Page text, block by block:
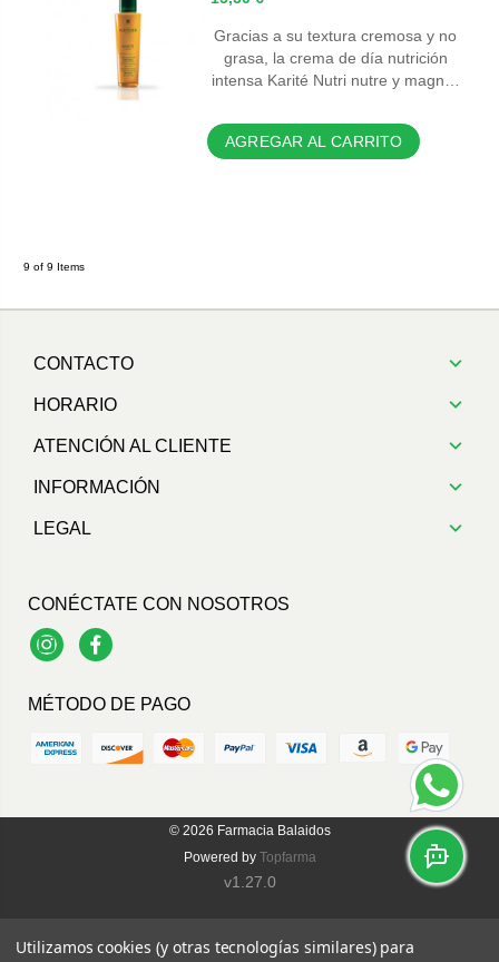
Gracias a su textura cremosa y no
grasa, la crema de día nutrición
intensa Karité Nutri nutre y magn…
AGREGAR AL CARRITO
9 of 9 Items
CONTACTO
HORARIO
ATENCIÓN AL CLIENTE
INFORMACIÓN
LEGAL
CONÉCTATE CON NOSOTROS
InstagramFacebook
MÉTODO DE PAGO
© 2026 Farmacia Balaidos
Powered by Topfarma
v1.27.0
Utilizamos cookies (y otras tecnologías similares) para